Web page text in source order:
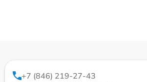
+7 (846) 219-27-43